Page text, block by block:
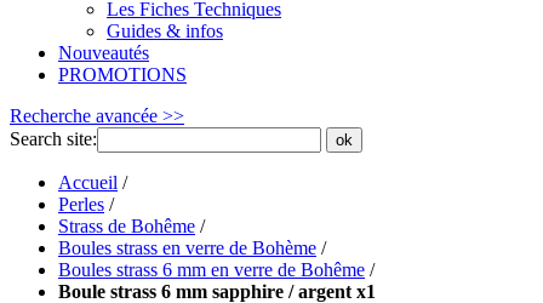
Les Fiches Techniques
Guides & infos
Nouveautés
PROMOTIONS
Recherche avancée >>
Search site:
ok
Accueil /
Perles /
Strass de Bohême /
Boules strass en verre de Bohème /
Boules strass 6 mm en verre de Bohême /
Boule strass 6 mm sapphire / argent x1